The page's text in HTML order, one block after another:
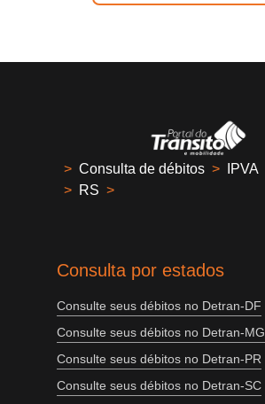
> Consulta de débitos > IPVA
> RS >
Consulta por estados
Consulte seus débitos no Detran-DF
Consulte seus débitos no Detran-MG
Consulte seus débitos no Detran-PR
Consulte seus débitos no Detran-SC